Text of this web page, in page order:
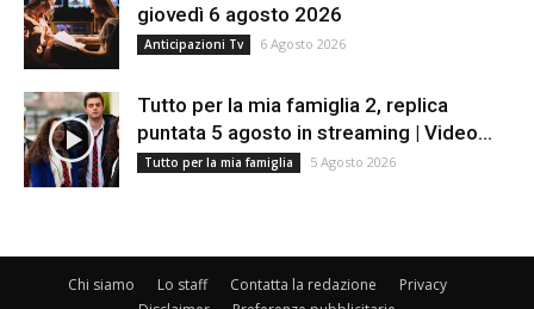
giovedì 6 agosto 2026
Anticipazioni Tv 6 Agosto 2026
Tutto per la mia famiglia 2, replica
puntata 5 agosto in streaming | Video...
Tutto per la mia famiglia 5 Agosto 2026
Chi siamo Lo staff Contatta la redazione
Privacy